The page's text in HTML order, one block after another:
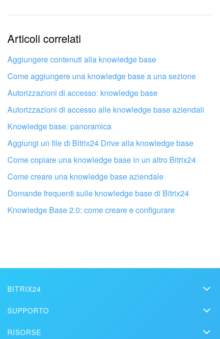
Le informazioni sono obsolete.
Troppo breve, ho bisogno di maggiori informazioni.
Non mi soddisfa come funziona questo strumento
Articoli correlati
Aggiungere contenuti alla knowledge base
Come aggiungere una knowledge base a una sezione
Autorizzazioni di accesso: knowledge base
Autorizzazioni di accesso alle knowledge base aziendali
Knowledge base: panoramica
Aggiungi un file di Bitrix24 Drive alla knowledge base
Come copiare una knowledge base in un altro Bitrix24
Come creare una knowledge base aziendale
Domande frequenti sulle knowledge base di Bitrix24
Knowledge Base 2.0: come creare e configurare
BITRIX24
Media kit
SUPPORTO
RISORSE